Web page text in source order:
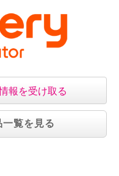
ージからのメール
２５年２月
報を受け取る
覧を見る